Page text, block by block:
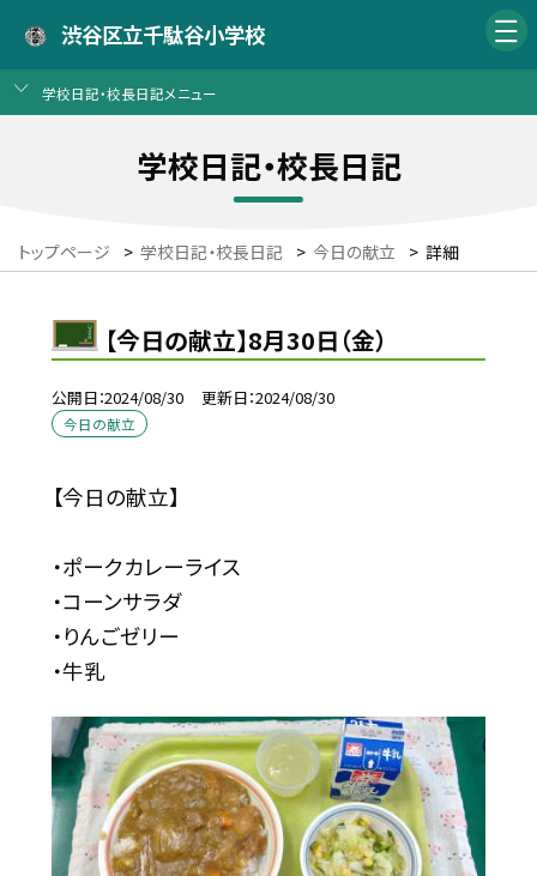
渋谷区立千駄谷小学校
学校日記・校長日記メニュー
学校日記・校長日記
トップページ > 学校日記・校長日記 > 今日の献立 > 詳細
【今日の献立】8月30日（金）
公開日 2024/08/30 更新日 2024/08/30
今日の献立
【今日の献立】
・ポークカレーライス
・コーンサラダ
・りんごゼリー
・牛乳